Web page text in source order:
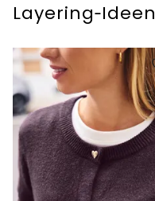
Layering‑Ideen